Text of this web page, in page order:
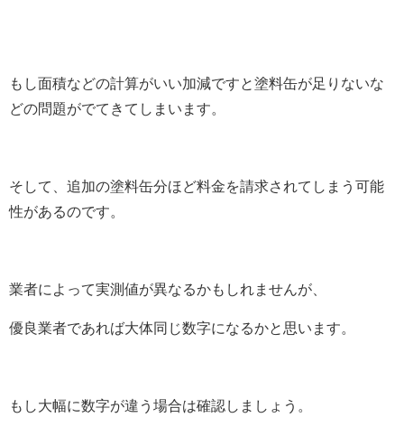
もし面積などの計算がいい加減ですと塗料缶が足りないな
どの問題がでてきてしまいます。
そして、追加の塗料缶分ほど料金を請求されてしまう可能
性があるのです。
業者によって実測値が異なるかもしれませんが、
優良業者であれば大体同じ数字になるかと思います。
もし大幅に数字が違う場合は確認しましょう。